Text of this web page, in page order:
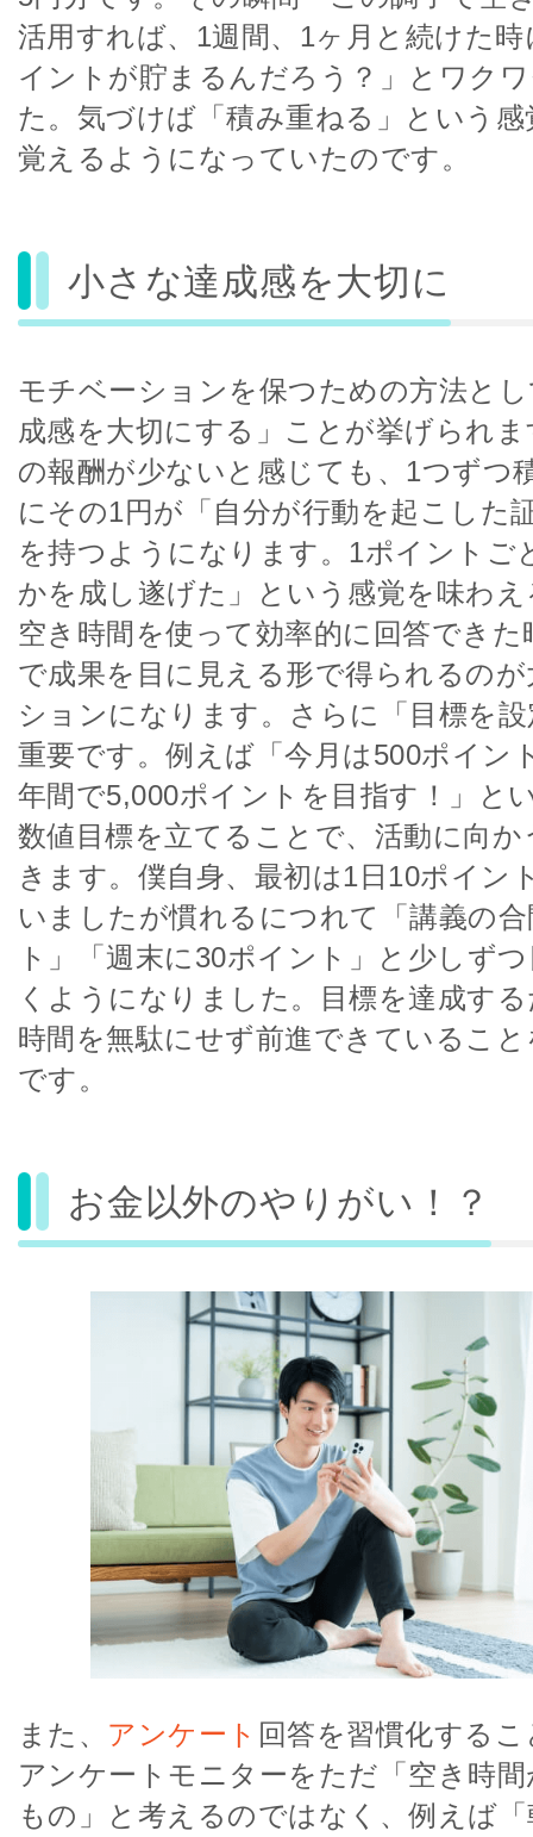
活用すれば、1週間、1ヶ月と続けた
イントが貯まるんだろう？」とワク
た。気づけば「積み重ねる」という
覚えるようになっていたのです。
小さな達成感を大切に
モチベーションを保つための方法と
成感を大切にする」ことが挙げられ
の報酬が少ないと感じても、1つずつ
にその1円が「自分が行動を起こした
を持つようになります。1ポイントご
かを成し遂げた」という感覚を味わ
空き時間を使って効率的に回答できた
で成果を目に見える形で得られるの
ションになります。さらに「目標を
重要です。例えば「今月は500ポイン
年間で5,000ポイントを目指す！」と
数値目標を立てることで、活動に向
きます。僕自身、最初は1日10ポイン
いましたが慣れるにつれて「講義の
ト」「週末に30ポイント」と少しず
くようになりました。目標を達成す
時間を無駄にせず前進できているこ
です。
お金以外のやりがい！？
また、 アンケート 回答を習慣化する
アンケートモニターをただ「空き時
もの」と考えるのではなく、例えば